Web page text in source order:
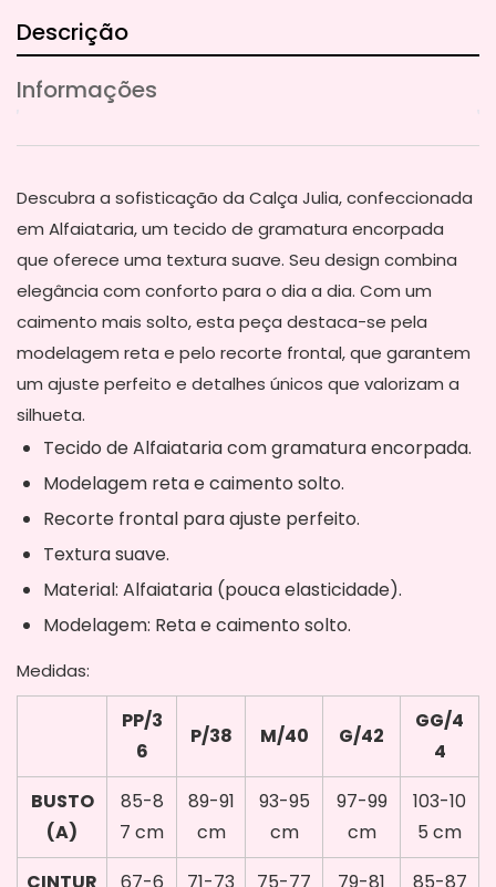
Descrição
Informações
Descubra a sofisticação da Calça Julia, confeccionada
em Alfaiataria, um tecido de gramatura encorpada
que oferece uma textura suave. Seu design combina
elegância com conforto para o dia a dia. Com um
caimento mais solto, esta peça destaca-se pela
modelagem reta e pelo recorte frontal, que garantem
um ajuste perfeito e detalhes únicos que valorizam a
silhueta.
Tecido de Alfaiataria com gramatura encorpada.
Modelagem reta e caimento solto.
Recorte frontal para ajuste perfeito.
Textura suave.
Material: Alfaiataria (pouca elasticidade).
Modelagem: Reta e caimento solto.
Medidas:
PP/3
6
P/38 M/40 G/42
GG/4
4
BUSTO
(A)
85-8
7 cm
89-91
cm
93-95
cm
97-99
cm
103-10
5 cm